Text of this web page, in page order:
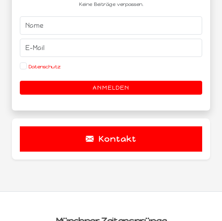
Keine Beiträge verpassen.
Datenschutz
ANMELDEN
Kontakt